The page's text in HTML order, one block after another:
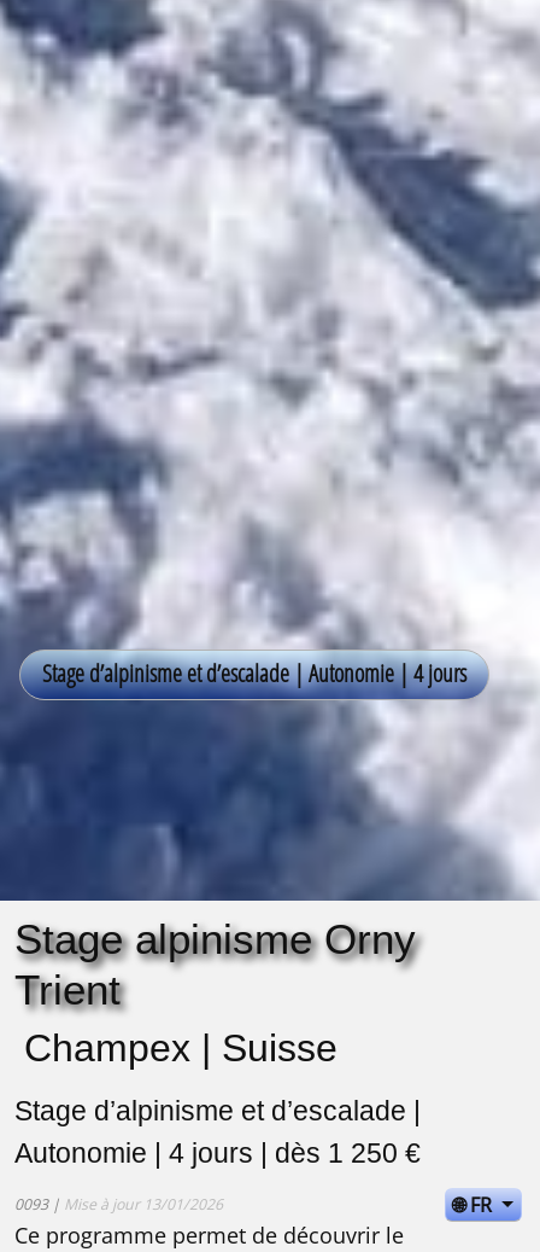
Stage alpinisme Orny
Trient
Champex | Suisse
Stage d’alpinisme et d’escalade |
Autonomie | 4 jours | dès 1 250 €
0093 | Mise à jour 13/01/2026 🌐 FR
Ce programme permet de découvrir le